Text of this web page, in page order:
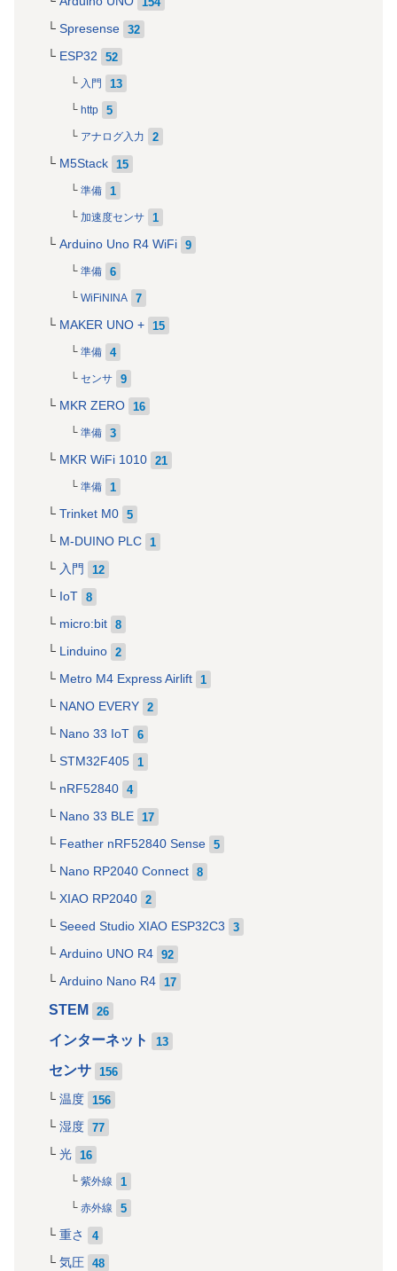
Spresense 32
ESP32 52
入門 13
http 5
アナログ入力 2
M5Stack 15
準備 1
加速度センサ 1
Arduino Uno R4 WiFi 9
準備 6
WiFiNINA 7
MAKER UNO + 15
準備 4
センサ 9
MKR ZERO 16
準備 3
MKR WiFi 1010 21
準備 1
Trinket M0 5
M-DUINO PLC 1
入門 12
IoT 8
micro:bit 8
Linduino 2
Metro M4 Express Airlift 1
NANO EVERY 2
Nano 33 IoT 6
STM32F405 1
nRF52840 4
Nano 33 BLE 17
Feather nRF52840 Sense 5
Nano RP2040 Connect 8
XIAO RP2040 2
Seeed Studio XIAO ESP32C3 3
Arduino UNO R4 92
Arduino Nano R4 17
STEM 26
インターネット 13
センサ 156
温度 156
湿度 77
光 16
紫外線 1
赤外線 5
重さ 4
気圧 48